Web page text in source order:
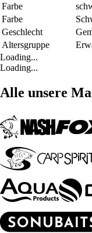
Farbe
Farbe
Geschlecht
Altersgruppe
Loading...
Loading...
Alle unsere